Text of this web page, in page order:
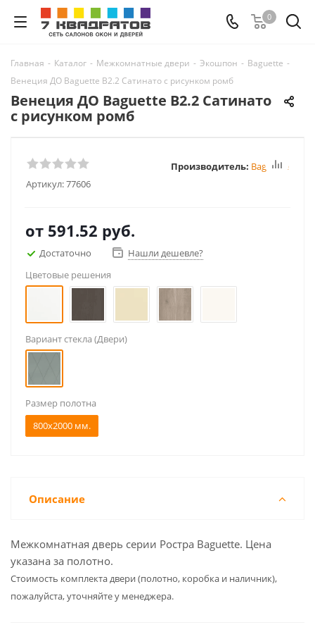
0
Главная - Каталог - Межкомнатные двери - Экошпон - Baguette -
Венеция ДО Baguette B2.2 Сатинато с рисунком ромб
Венеция ДО Baguette B2.2 Сатинато
с рисунком ромб
Артикул:77606
Производитель: Baguette
от 591.52 руб.
Достаточно
Нашли дешевле?
Цветовые решения
Вариант стекла (Двери)
Размер полотна
800x2000 мм.
Описание
Межкомнатная дверь серии Ростра Baguette. Цена
указана за полотно.
Cтоимость комплекта двери (полотно, коробка и наличник),
пожалуйста, уточняйте у менеджера.